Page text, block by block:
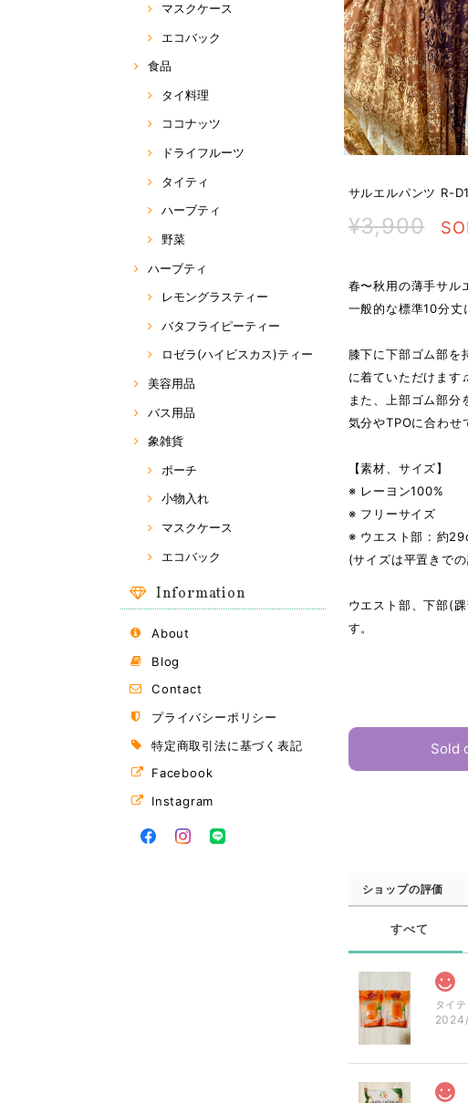
マスクケース
エコバック
食品
タイ料理
ココナッツ
ドライフルーツ
タイティ
ハーブティ
野菜
ハーブティ
レモングラスティー
バタフライピーティー
ロゼラ(ハイビスカス)ティー
美容用品
バス用品
象雑貨
ポーチ
小物入れ
マスクケース
エコバック
Information
About
Blog
Contact
プライバシーポリシー
特定商取引法に基づく表記
Facebook
Instagram
サルエルパンツ R-
¥3,900
春〜秋用の薄手サル
一般的な標準10分丈
膝下に下部ゴム部を
に着ていただけます♫
また、上部ゴム部
気分やTPOに合わせ
【素材、サイズ】
※ レーヨン100%
※ フリーサイズ
※ ウエスト部 : 約
(サイズは平置きで
ウエスト部、下部(
す。
Sold
ショップの評価
すべて
タイ